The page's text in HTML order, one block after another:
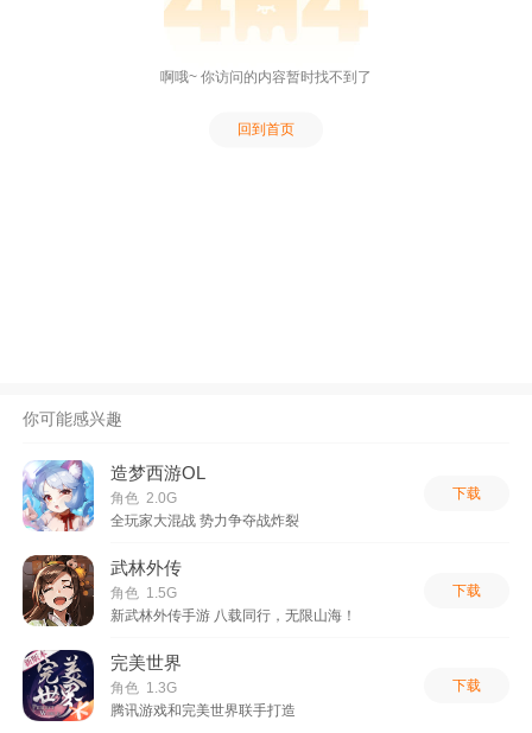
啊哦~ 你访问的内容暂时找不到了
回到首页
你可能感兴趣
造梦西游OL
角色 2.0G
全玩家大混战 势力争夺战炸裂
下载
武林外传
角色 1.5G
新武林外传手游 八载同行，无限山海！
下载
完美世界
角色 1.3G
腾讯游戏和完美世界联手打造
下载